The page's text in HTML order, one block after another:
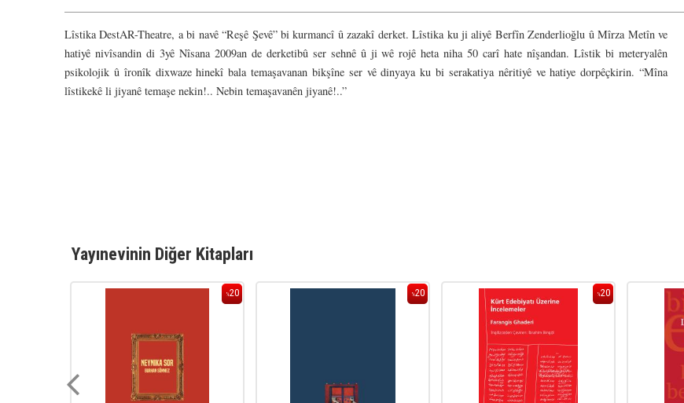
Lîstika DestAR-Theatre, a bi navê “Reşê Şevê” bi kurmancî û zazakî derket. Lîstika ku ji aliyê Berfîn Zenderlioğlu û Mîrza Metîn ve
hatiyê nivîsandin di 3yê Nîsana 2009an de derketibû ser sehnê û ji wê rojê heta niha 50 carî hate nîşandan. Lîstik bi meteryalên
psikolojik û îronîk dixwaze hinekî bala temaşavanan bikşîne ser vê dinyaya ku bi serakatiya nêritiyê ve hatiye dorpêçkirin. “Mîna
lîstikekê li jiyanê temaşe nekin!.. Nebin temaşavanên jiyanê!..”
Yayınevinin Diğer Kitapları
%20 %20 %20